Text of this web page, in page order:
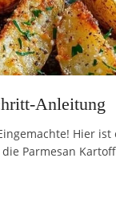
Anleitung
Hier
Parmesan